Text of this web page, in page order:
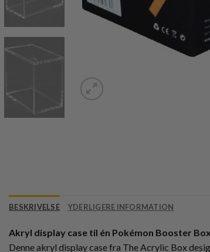
BESKRIVELSE YDERLIGERE INFORMATION
Akryl display case til én Pokémon Booster
Denne akryl display case fra The Acrylic Box